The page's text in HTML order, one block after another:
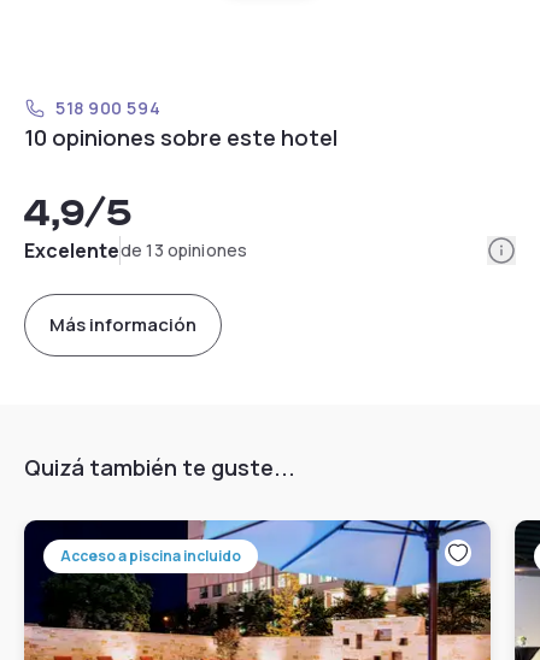
518 900 594
10 opiniones sobre este hotel
4,9/5
Excelentede 13 opiniones
Más información
Quizá también te guste...
Acceso a piscina incluido